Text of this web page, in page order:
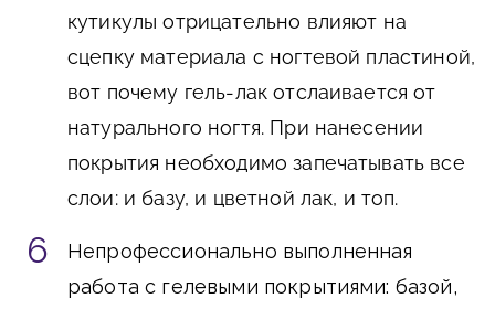
кутикулы отрицательно влияют на
сцепку материала с ногтевой пластиной,
вот почему гель-лак отслаивается от
натурального ногтя. При нанесении
покрытия необходимо запечатывать все
слои: и базу, и цветной лак, и топ.
Непрофессионально выполненная
работа с гелевыми покрытиями: базой,